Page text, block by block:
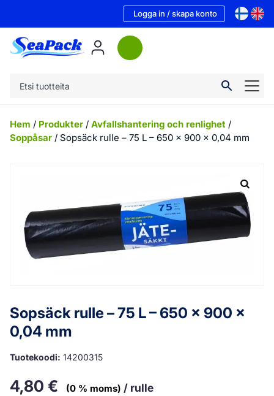
Logga in / skapa konto
Hem / Produkter / Avfallshantering och renlighet /
Soppåsar / Sopsäck rulle – 75 L – 650 x 900 x 0,04 mm
Sopsäck rulle – 75 L – 650 x 900 x
0,04 mm
Tuotekoodi: 14200315
4,80 € (0 % moms) / rulle